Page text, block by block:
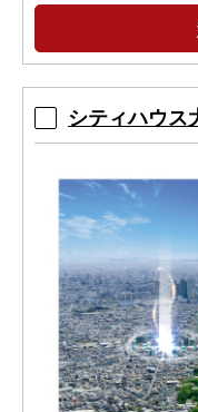
JR川越線「日
徒歩12分。「イ
すい立地。
アトリエラウ
など多彩な共用施
シティハウス